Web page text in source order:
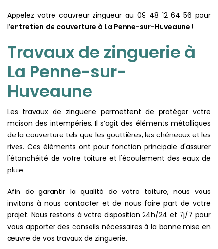
Appelez votre couvreur zingueur au 09 48 12 64 56 pour
l’entretien de couverture à La Penne-sur-Huveaune !
Travaux de zinguerie à
La Penne-sur-
Huveaune
Les travaux de zinguerie permettent de protéger votre
maison des intempéries. Il s’agit des éléments métalliques
de la couverture tels que les gouttières, les chéneaux et les
rives. Ces éléments ont pour fonction principale d'assurer
l'étanchéité de votre toiture et l'écoulement des eaux de
pluie.
Afin de garantir la qualité de votre toiture, nous vous
invitons à nous contacter et de nous faire part de votre
projet. Nous restons à votre disposition 24h/24 et 7j/7 pour
vous apporter des conseils nécessaires à la bonne mise en
œuvre de vos travaux de zinguerie.